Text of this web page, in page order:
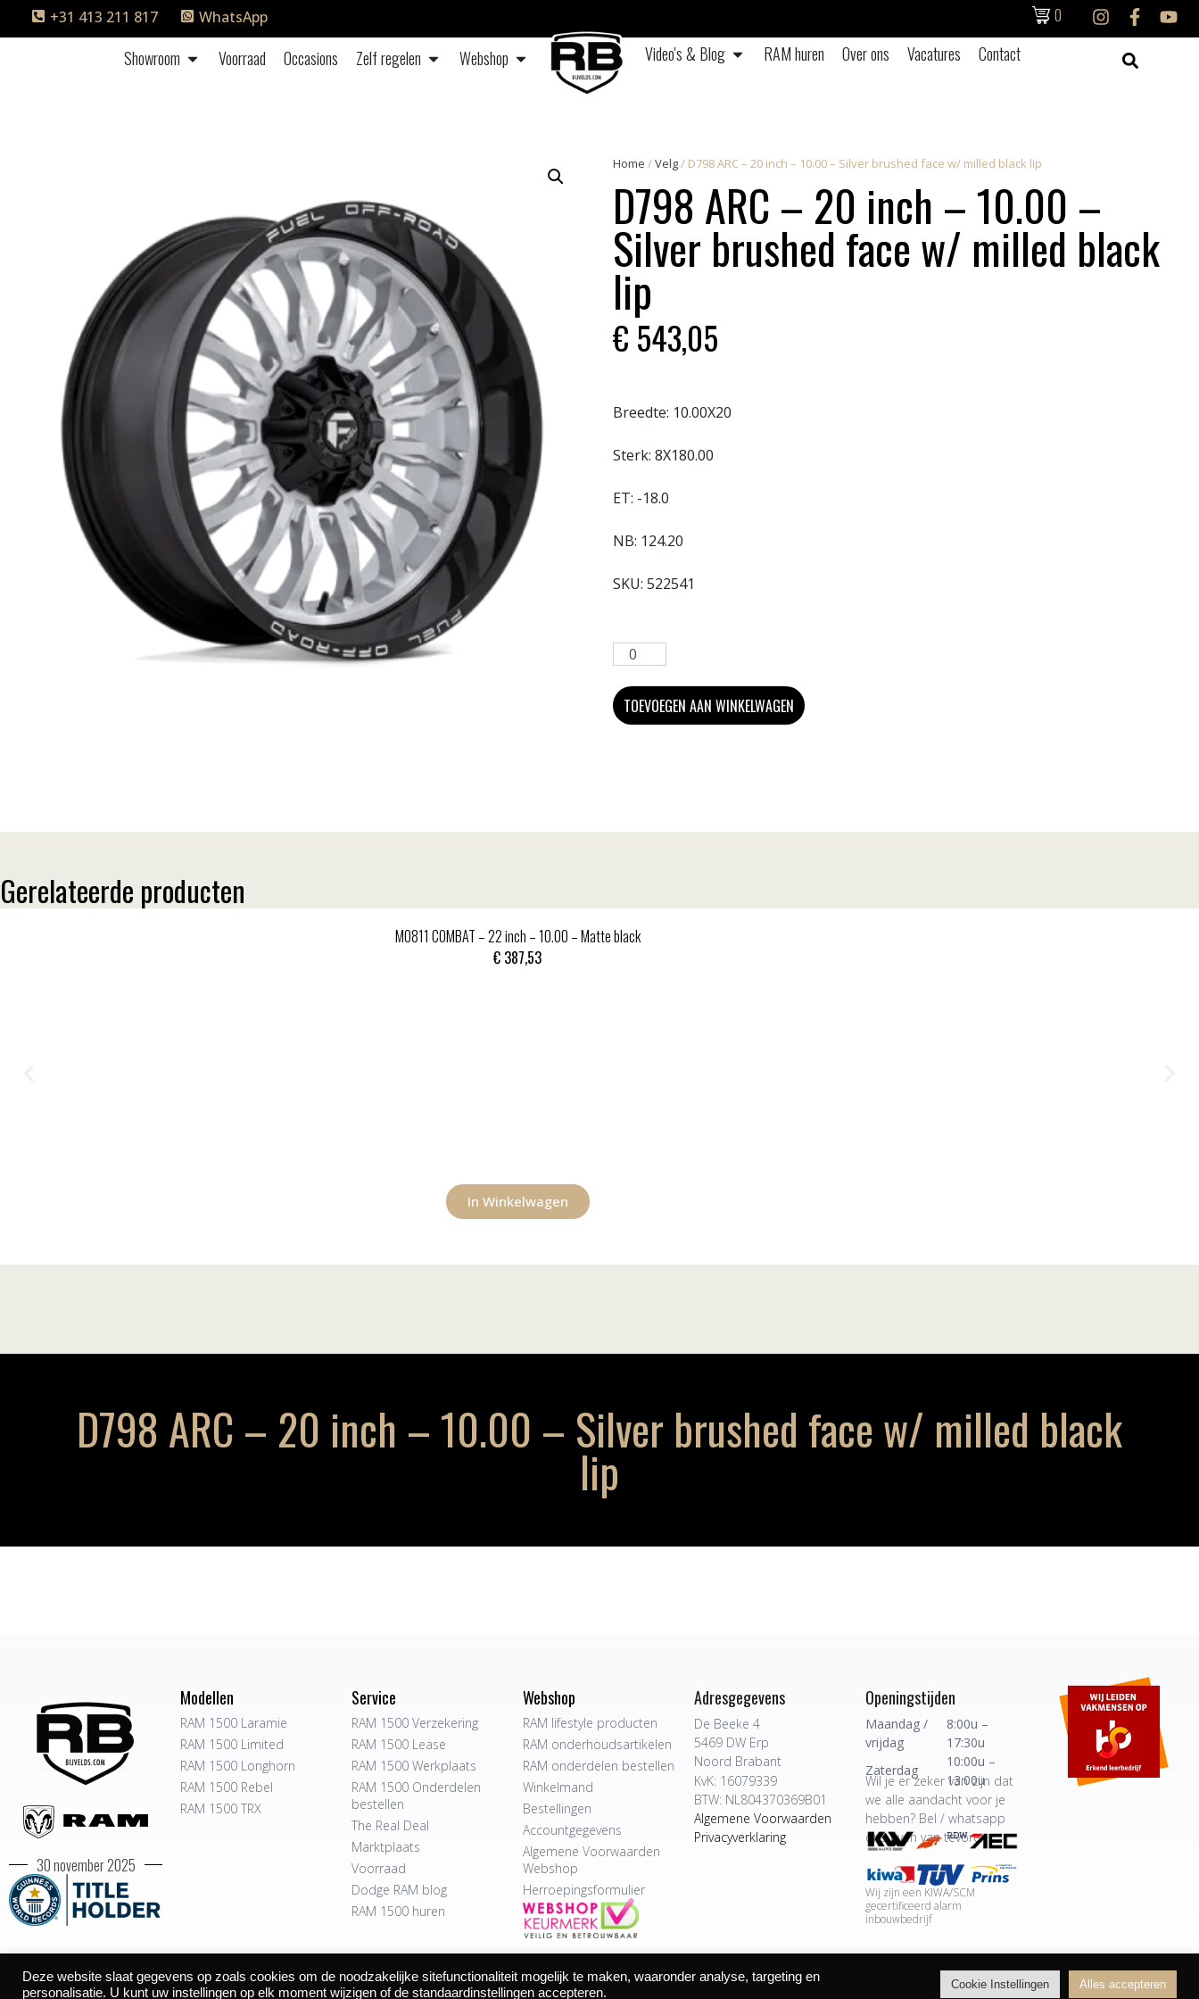
+31 413 211 817 WhatsApp 0
Showroom Voorraad Occasions Zelf regelen Webshop Video's & Blog RAM huren Over ons Vacatures Contact
Home /Velg/ D798 ARC – 20 inch – 10.00 – Silver brushed face w/ milled black lip
D798 ARC – 20 inch – 10.00 –
Silver brushed face w/ milled black
lip
€ 543,05
Breedte: 10.00X20
Sterk: 8X180.00
ET: -18.0
NB: 124.20
SKU: 522541
TOEVOEGEN AAN WINKELWAGEN
Gerelateerde producten
MO811 COMBAT – 22 inch – 10.00 – Matte black
€ 387,53
In Winkelwagen
D798 ARC – 20 inch – 10.00 – Silver brushed face w/ milled black
lip
30 november 2025
Modellen
RAM 1500 Laramie
RAM 1500 Limited
RAM 1500 Longhorn
RAM 1500 Rebel
RAM 1500 TRX
Service
RAM 1500 Verzekering
RAM 1500 Lease
RAM 1500 Werkplaats
RAM 1500 Onderdelen
bestellen
The Real Deal
Marktplaats
Voorraad
Dodge RAM blog
RAM 1500 huren
Webshop
RAM lifestyle producten
RAM onderhoudsartikelen
RAM onderdelen bestellen
Winkelmand
Bestellingen
Accountgegevens
Algemene Voorwaarden
Webshop
Herroepingsformulier
Adresgegevens
De Beeke 4
5469 DW Erp
Noord Brabant
KvK: 16079339
BTW: NL804370369B01
Algemene Voorwaarden
Privacyverklaring
Openingstijden
Maandag /
vrijdag
8:00u –
17:30u
Zaterdag
10:00u –
13:00u
Wil je er zeker van zijn dat
we alle aandacht voor je
hebben? Bel / whatsapp
ons even van tevoren.
Wij zijn een KIWA/SCM
gecertificeerd alarm
inbouwbedrijf
©2026 Autocentrum Bijvelds BV. De Beeke 4, 5469 DW Erp | website doorBOMS
Deze website slaat gegevens op zoals cookies om de noodzakelijke sitefunctionaliteit mogelijk te maken, waaronder analyse, targeting en
personalisatie. U kunt uw instellingen op elk moment wijzigen of de standaardinstellingen accepteren.
Cookie Instellingen Alles accepteren